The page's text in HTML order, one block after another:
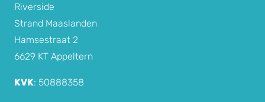
Riverside
Strand Maaslanden
Hamsestraat 2
6629 KT Appeltern
KVK: 50888358